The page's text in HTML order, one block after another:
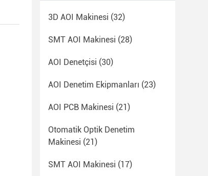
3D AOI Makinesi (32)
SMT AOI Makinesi (28)
AOI Denetçisi (30)
AOI Denetim Ekipmanları (23)
AOI PCB Makinesi (21)
Otomatik Optik Denetim
Makinesi (21)
SMT AOI Makinesi (17)